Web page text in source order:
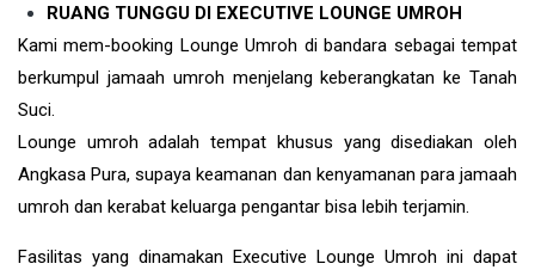
RUANG TUNGGU DI EXECUTIVE LOUNGE UMROH
Kami mem-booking Lounge Umroh di bandara sebagai tempat
berkumpul jamaah umroh menjelang keberangkatan ke Tanah
Suci.
Lounge umroh adalah tempat khusus yang disediakan oleh
Angkasa Pura, supaya keamanan dan kenyamanan para jamaah
umroh dan kerabat keluarga pengantar bisa lebih terjamin.
Fasilitas yang dinamakan Executive Lounge Umroh ini dapat